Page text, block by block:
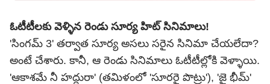
ఓటీటీలకు వెళ్ళిన రెండు సూర్య హిట్ సినిమాలు!
'సింగమ్ 3' తర్వాత సూర్య అసలు సరైన సినిమా చేయలేదా?
అంటే చేశారు. కానీ, ఆ రెండు సినిమాలు ఓటీటీల్లోకి వెళ్ళాయి.
'ఆకాశమే నీ హద్దురా' (తమిళంలో 'సూరరై పొట్రు'), 'జై భీమ్'